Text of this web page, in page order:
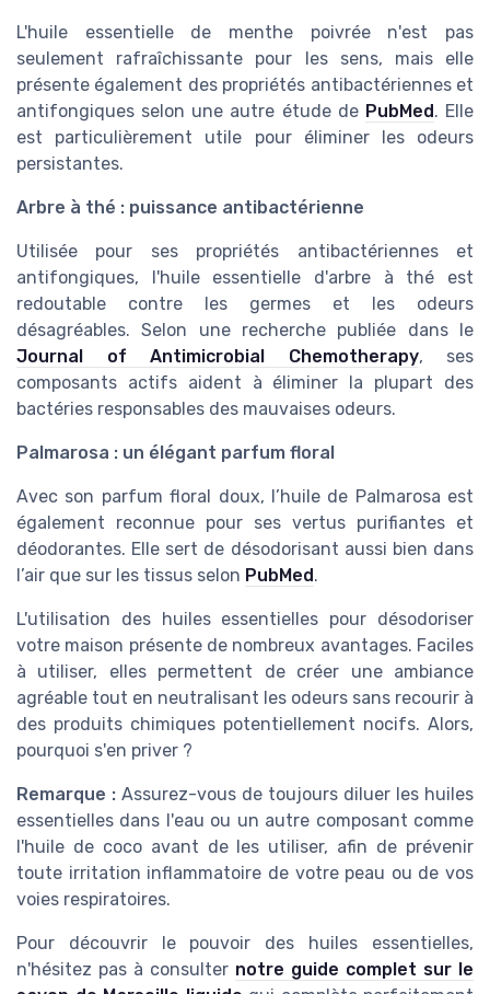
L'huile essentielle de menthe poivrée n'est pas
seulement rafraîchissante pour les sens, mais elle
présente également des propriétés antibactériennes et
antifongiques selon une autre étude de PubMed. Elle
est particulièrement utile pour éliminer les odeurs
persistantes.
Arbre à thé : puissance antibactérienne
Utilisée pour ses propriétés antibactériennes et
antifongiques, l'huile essentielle d'arbre à thé est
redoutable contre les germes et les odeurs
désagréables. Selon une recherche publiée dans le
Journal of Antimicrobial Chemotherapy, ses
composants actifs aident à éliminer la plupart des
bactéries responsables des mauvaises odeurs.
Palmarosa : un élégant parfum floral
Avec son parfum floral doux, l’huile de Palmarosa est
également reconnue pour ses vertus purifiantes et
déodorantes. Elle sert de désodorisant aussi bien dans
l’air que sur les tissus selon PubMed.
L'utilisation des huiles essentielles pour désodoriser
votre maison présente de nombreux avantages. Faciles
à utiliser, elles permettent de créer une ambiance
agréable tout en neutralisant les odeurs sans recourir à
des produits chimiques potentiellement nocifs. Alors,
pourquoi s'en priver ?
Remarque : Assurez-vous de toujours diluer les huiles
essentielles dans l'eau ou un autre composant comme
l'huile de coco avant de les utiliser, afin de prévenir
toute irritation inflammatoire de votre peau ou de vos
voies respiratoires.
Pour découvrir le pouvoir des huiles essentielles,
n'hésitez pas à consulter notre guide complet sur le